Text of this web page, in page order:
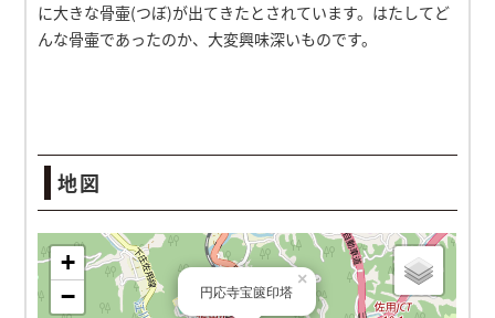
に大きな骨壷(つぼ)が出てきたとされています。はたしてど
んな骨壷であったのか、大変興味深いものです。
地図
円応寺宝篋印塔